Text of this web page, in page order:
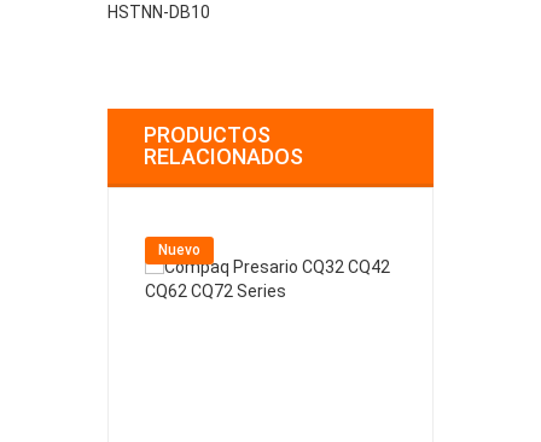
HSTNN-DB10
PRODUCTOS
RELACIONADOS
Nuevo